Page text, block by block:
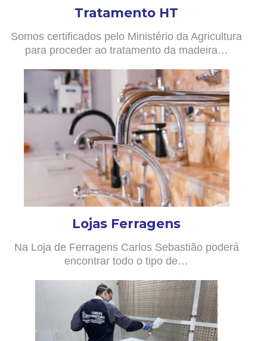
Tratamento HT
Somos certificados pelo Ministério da Agricultura
para proceder ao tratamento da madeira…
Lojas Ferragens
Na Loja de Ferragens Carlos Sebastião poderá
encontrar todo o tipo de…